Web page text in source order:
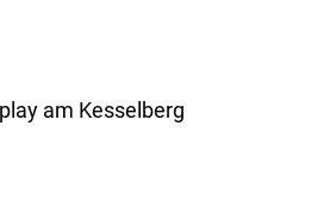
am Kesselberg